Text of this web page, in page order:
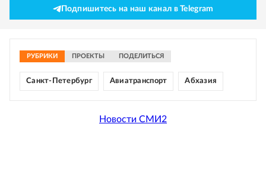
Подпишитесь на наш канал в Telegram
РУБРИКИ ПРОЕКТЫ ПОДЕЛИТЬСЯ
Санкт-Петербург Авиатранспорт Абхазия
Новости СМИ2